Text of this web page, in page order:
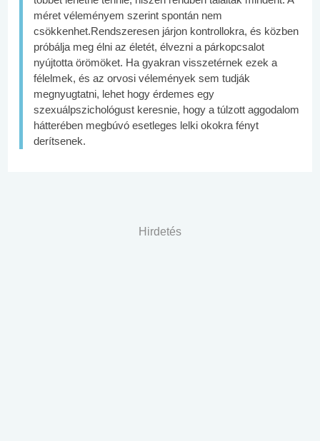
méret véleményem szerint spontán nem
csökkenhet.Rendszeresen járjon kontrollokra, és közben
próbálja meg élni az életét, élvezni a párkopcsalot
nyújtotta örömöket. Ha gyakran visszetérnek ezek a
félelmek, és az orvosi vélemények sem tudják
megnyugtatni, lehet hogy érdemes egy
szexuálpszichológust keresnie, hogy a túlzott aggodalom
hátterében megbúvó esetleges lelki okokra fényt
derítsenek.
Hirdetés